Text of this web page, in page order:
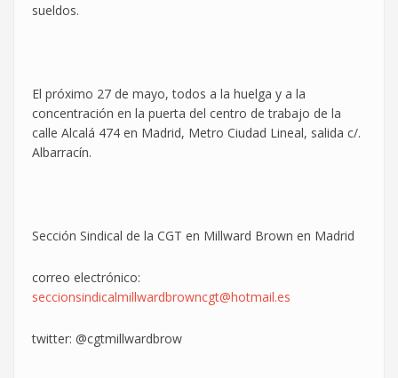
sueldos.
El próximo 27 de mayo, todos a la huelga y a la
concentración en la puerta del centro de trabajo de la
calle Alcalá 474 en Madrid, Metro Ciudad Lineal, salida c/.
Albarracín.
Sección Sindical de la CGT en Millward Brown en Madrid
correo electrónico:
seccionsindicalmillwardbrowncgt@hotmail.es
twitter: @cgtmillwardbrow